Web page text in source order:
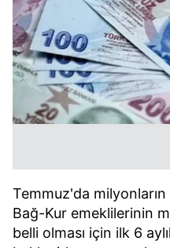
Temmuz'da
Bağ-Kur emeklilerinin
belli olması için ilk 6